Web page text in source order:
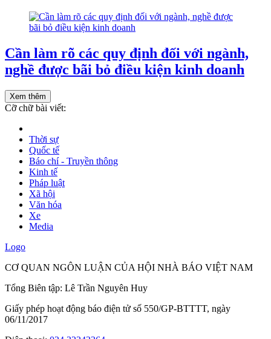
Cần làm rõ các quy định đối với ngành,
nghề được bãi bỏ điều kiện kinh doanh
Xem thêm
Cỡ chữ bài viết:
Thời sự
Quốc tế
Báo chí - Truyền thông
Kinh tế
Pháp luật
Xã hội
Văn hóa
Xe
Media
Logo
CƠ QUAN NGÔN LUẬN CỦA HỘI NHÀ BÁO VIỆT NAM
Tổng Biên tập: Lê Trần Nguyên Huy
Giấy phép hoạt động báo điện tử số 550/GP-BTTTT, ngày
06/11/2017